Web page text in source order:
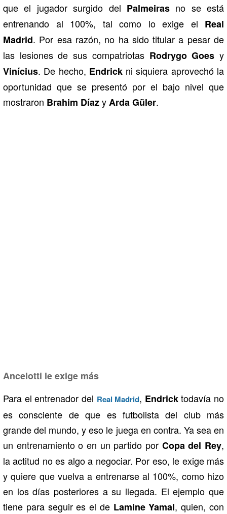
que el jugador surgido del Palmeirasno se está
entrenando al 100%, tal como lo exige el Real
Madrid. Por esa razón, no ha sido titular a pesar de
las lesiones de sus compatriotas Rodrygo Goes y
Vinícius. De hecho, Endrickni siquiera aprovechó la
oportunidad que se presentó por el bajo nivel que
mostraron Brahim DíazyArdaGüler.
Ancelotti le exige más
Para el entrenador del Real Madrid, Endricktodavía no
es consciente de que es futbolista del club más
grande del mundo, y eso le juega en contra. Ya sea en
un entrenamiento o en un partido por Copa del Rey,
la actitud no es algo a negociar. Por eso, le exige más
y quiere que vuelva a entrenarse al 100%, como hizo
en los días posteriores a su llegada. El ejemplo que
tiene para seguir es el de Lamine Yamal, quien, con